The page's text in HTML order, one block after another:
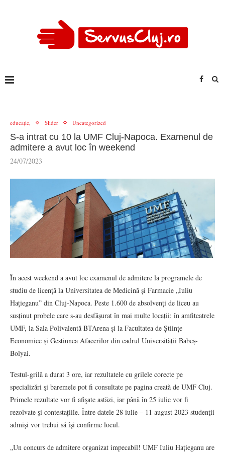
educație, Slider Uncategorized
S-a intrat cu 10 la UMF Cluj-Napoca. Examenul de
admitere a avut loc în weekend
24/07/2023
În acest weekend a avut loc examenul de admitere la programele de
studiu de licență la Universitatea de Medicină și Farmacie „Iuliu
Hațieganu” din Cluj-Napoca. Peste 1.600 de absolvenți de liceu au
susținut probele care s-au desfășurat în mai multe locații: în amfiteatrele
UMF, la Sala Polivalentă BTArena și la Facultatea de Științe
Economice și Gestiunea Afacerilor din cadrul Universității Babeș-
Bolyai.
Testul-grilă a durat 3 ore, iar rezultatele cu grilele corecte pe
specializări şi baremele pot fi consultate pe pagina creată de UMF Cluj.
Primele rezultate vor fi afişate astăzi, iar până în 25 iulie vor fi
rezolvate și contestațiile. Între datele 28 iulie – 11 august 2023 studenţii
admişi vor trebui să îşi confirme locul.
„Un concurs de admitere organizat impecabil! UMF Iuliu Hațieganu are